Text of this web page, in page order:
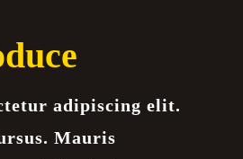
adipiscing elit.
Mauris